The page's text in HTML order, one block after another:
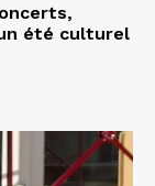
été culturel